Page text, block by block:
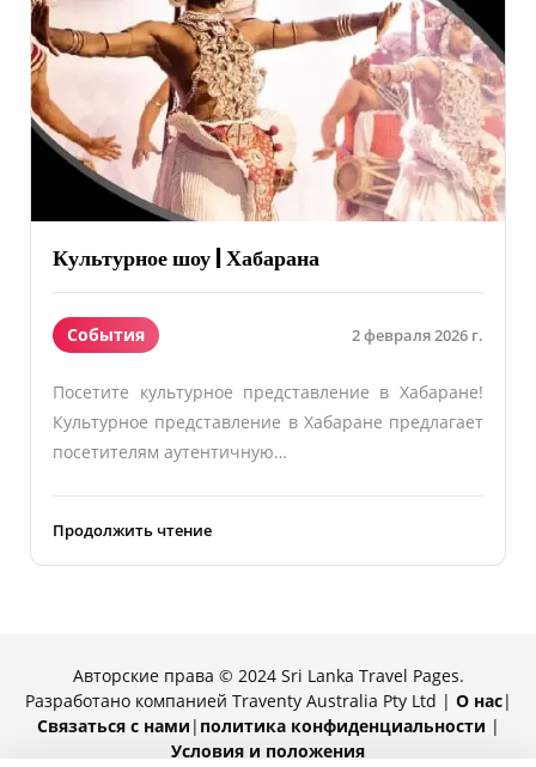
Культурное шоу | Хабарана
События 2 февраля 2026 г.
Посетите культурное представление в Хабаране!
Культурное представление в Хабаране предлагает
посетителям аутентичную…
Продолжить чтение
Авторские права © 2024 Sri Lanka Travel Pages.
Разработано компанией Traventy Australia Pty Ltd | О нас|
Связаться с нами | политика конфиденциальности |
Условия и положения